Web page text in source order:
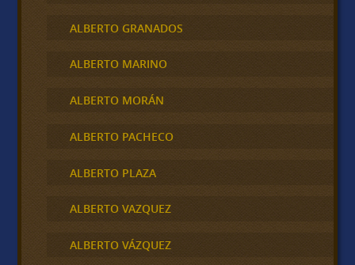
ALBERTO GRANADOS
ALBERTO MARINO
ALBERTO MORÁN
ALBERTO PACHECO
ALBERTO PLAZA
ALBERTO VAZQUEZ
ALBERTO VÁZQUEZ